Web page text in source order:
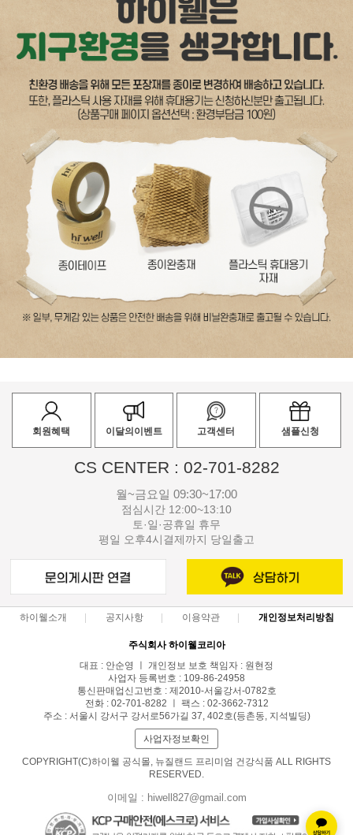
회원혜택 이달의이벤트 고객센터 샘플신청
CS CENTER : 02-701-8282
월~금요일 09:30~17:00
점심시간 12:00~13:10
토·일·공휴일 휴무
평일 오후4시결제까지 당일출고
하이웰소개 공지사항 이용약관 개인정보처리방침
주식회사 하이웰코리아
대표 : 안순영 ㅣ 개인정보 보호 책임자 : 원현정
사업자 등록번호 : 109-86-24958
통신판매업신고번호 : 제2010-서울강서-0782호
전화 : 02-701-8282 ㅣ 팩스 : 02-3662-7312
주소 : 서울시 강서구 강서로56가길 37, 402호(등촌동, 지석빌딩)
사업자정보확인
COPYRIGHT(C)하이웰 공식몰, 뉴질랜드 프리미엄 건강식품 ALL RIGHTS
RESERVED.
이메일 : hiwell827@gmail.com